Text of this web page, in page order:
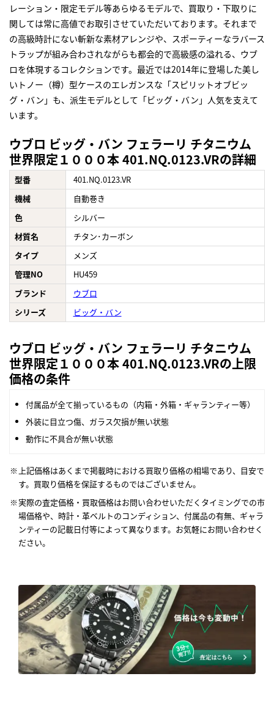
レーション・限定モデル等あらゆるモデルで、買取り・下取りに
関しては常に高値でお取引させていただいております。それまで
の高級時計にない斬新な素材アレンジや、スポーティーなラバース
トラップが組み合わされながらも都会的で高級感の溢れる、ウブ
ロを体現するコレクションです。最近では2014年に登場した美し
いトノー（樽）型ケースのエレガンスな「スピリットオブビッ
グ・バン」も、派生モデルとして「ビッグ・バン」人気を支えて
います。
ウブロ ビッグ・バン フェラーリ チタニウム
世界限定１０００本 401.NQ.0123.VRの詳細
型番
401.NQ.0123.VR
機械
自動巻き
色
シルバー
材質名
チタン･カーボン
タイプ
メンズ
管理NO
HU459
ブランド
ウブロ
シリーズ
ビッグ・バン
ウブロ ビッグ・バン フェラーリ チタニウム
世界限定１０００本 401.NQ.0123.VRの上限
価格の条件
付属品が全て揃っているもの（内箱・外箱・ギャランティー等）
外装に目立つ傷、ガラス欠損が無い状態
動作に不具合が無い状態
上記価格はあくまで掲載時における買取り価格の相場であり、目安で
す。買取り価格を保証するものではございません。
実際の査定価格・買取価格はお問い合わせいただくタイミングでの市
場価格や、時計・革ベルトのコンディション、付属品の有無、ギャラ
ンティーの記載日付等によって異なります。お気軽にお問い合わせく
ださい。